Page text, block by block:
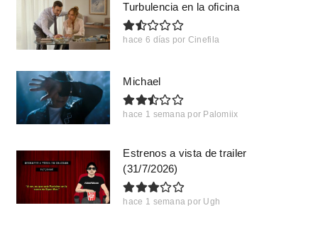
Turbulencia en la oficina
hace 6 días por Cinefila
Michael
hace 1 semana por Palomiix
Estrenos a vista de trailer
(31/7/2026)
hace 1 semana por Ugh